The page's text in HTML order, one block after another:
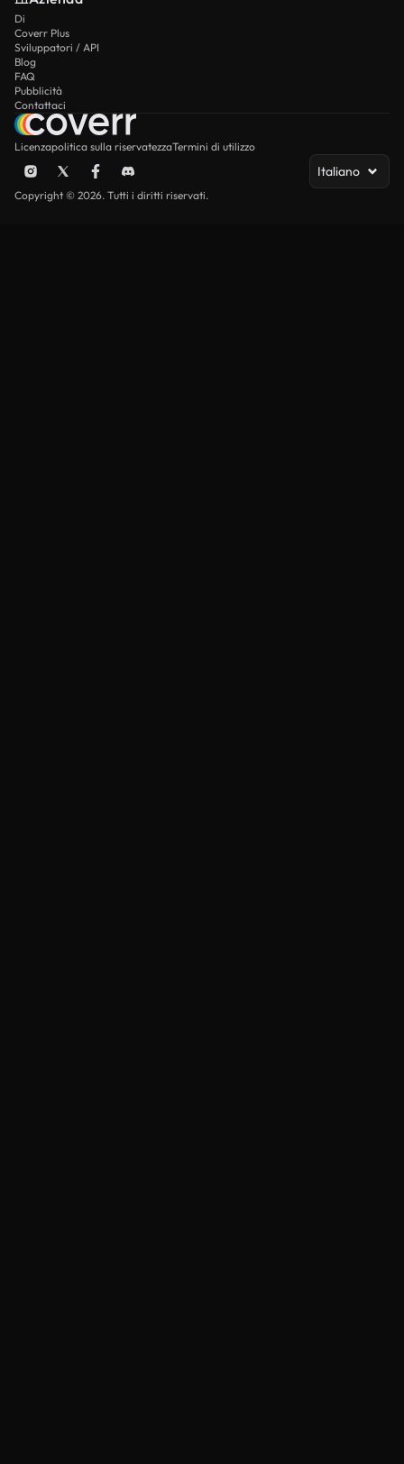
Di
Coverr Plus
Sviluppatori / API
Blog
FAQ
Pubblicità
Contattaci
Licenzapolitica sulla riservatezzaTermini di utilizzo
Italiano
Copyright © 2026. Tutti i diritti riservati.